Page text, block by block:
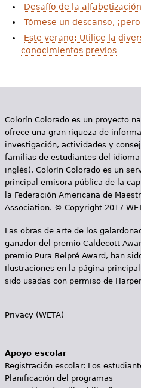
Más
a
q
u
í
Desafío de la
Tómese un descanso,
Este verano: Utilice la
conocimientos previos
Colorín Colorado es un proyecto
ofrece una gran riqueza de
investigación, actividades y
familias de estudiantes del idioma
inglés). Colorín Colorado es un
principal emisora pública de la
la Federación Americana de
Association. © Copyright 2017
Las obras de arte de los
ganador del premio Caldecott
premio Pura Belpré Award, han
Ilustraciones en la página
sido usadas con permiso de
Privacy (WETA)
Apoyo escolar
Registración escolar: Los
Planificación del programas